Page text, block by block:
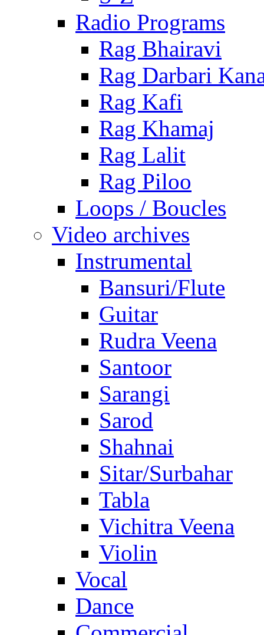
Radio Programs
Rag Bhairavi
Rag Darbari
Rag Kafi
Rag Khamaj
Rag Lalit
Rag Piloo
Loops / Boucles
Video archives
Instrumental
Bansuri/Flute
Guitar
Rudra Veena
Santoor
Sarangi
Sarod
Shahnai
Sitar/Surbahar
Tabla
Vichitra Veena
Violin
Vocal
Dance